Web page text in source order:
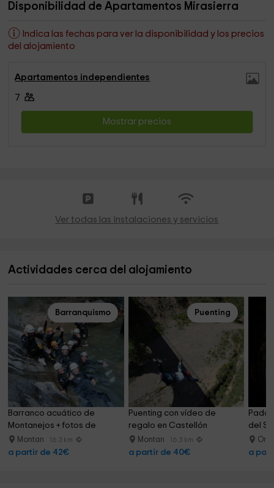
Disponibilidad de Apartamentos Mirasierra
Indica las fechas para ver la disponibilidad y los precios
del alojamiento
Apartamentos independientes
7
Mostrar precios
Ver todas las instalaciones y servicios
Actividades cerca del alojamiento
Barranquismo
Barranco acuático de
Montanejos + fotos de
regalo
Montan 16.3 km
a partir de 42€
Puenting
Puenting con vídeo de
regalo en Castellón
Montan 16.3 km
a partir de 40€
del
a